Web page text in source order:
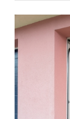
převod
zajištění